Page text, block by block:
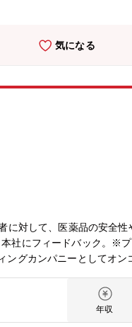
気になる
に対して、医薬品の安全
社にフィードバック。※
グカンパニーとしてオ
領域の知識習得：ONC
の知識習得也最新情報の
ィングス全体での活躍
年収